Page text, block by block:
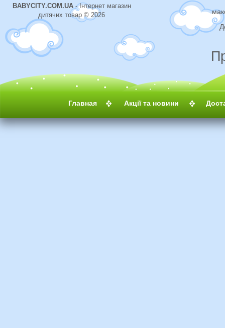
Главная Акції та новини
BABYCITY.COM.UA- Інтернет магазин
дитячих товар © 2026